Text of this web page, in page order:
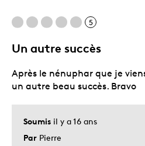
5
Un autre succès
Soumis il y a 16 ans
Par Pierre
Après le nénuphar que je
un autre beau succès. Bravo